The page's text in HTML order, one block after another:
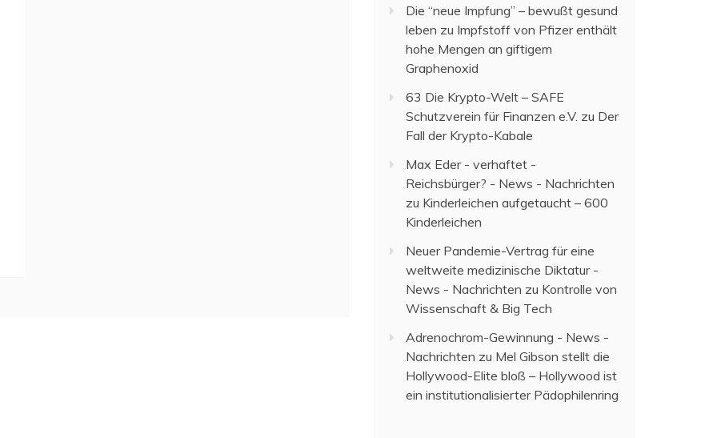
Die “neue Impfung” – bewußt gesund
leben zu Impfstoff von Pfizer enthält
hohe Mengen an giftigem
Graphenoxid
63 Die Krypto-Welt – SAFE
Schutzverein für Finanzen e.V. zu Der
Fall der Krypto-Kabale
Max Eder - verhaftet -
Reichsbürger? - News - Nachrichten
zu Kinderleichen aufgetaucht – 600
Kinderleichen
Neuer Pandemie-Vertrag für eine
weltweite medizinische Diktatur -
News - Nachrichten zu Kontrolle von
Wissenschaft & Big Tech
Adrenochrom-Gewinnung - News -
Nachrichten zu Mel Gibson stellt die
Hollywood-Elite bloß – Hollywood ist
ein institutionalisierter Pädophilenring